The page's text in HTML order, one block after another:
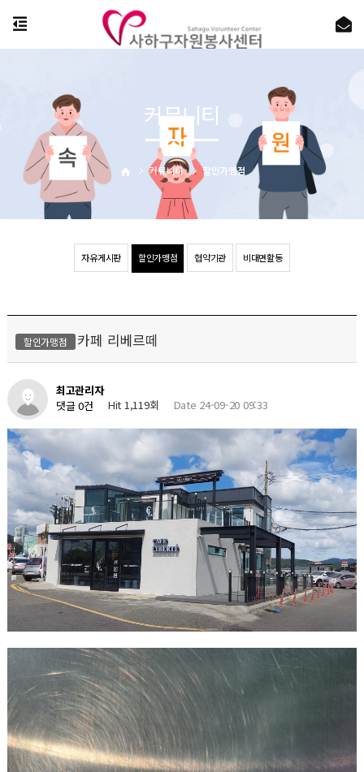
자유게시판 할인가맹점 협약기관 비대면활동
커뮤니티 할인가맹점
커뮤니티
할인가맹점 카페 리베르떼
최고관리자
댓글 0건
Hit 1,119회 Date 24-09-20 09:33